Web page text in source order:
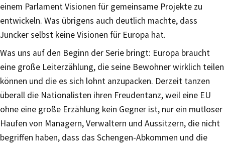
einem Parlament Visionen für gemeinsame Projekte zu
entwickeln. Was übrigens auch deutlich machte, dass
Juncker selbst keine Visionen für Europa hat.
Was uns auf den Beginn der Serie bringt: Europa braucht
eine große Leiterzählung, die seine Bewohner wirklich teilen
können und die es sich lohnt anzupacken. Derzeit tanzen
überall die Nationalisten ihren Freudentanz, weil eine EU
ohne eine große Erzählung kein Gegner ist, nur ein mutloser
Haufen von Managern, Verwaltern und Aussitzern, die nicht
begriffen haben, dass das Schengen-Abkommen und die